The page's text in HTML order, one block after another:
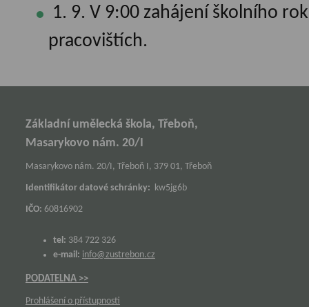
1. 9. V 9:00 zahájení školního
pracovištích.
Základní umělecká škola, Třeboň,
Masarykovo nám. 20/I
Masarykovo nám. 20/I, Třeboň I, 379 01, Třeboň
Identifikátor datové schránky: kw5jg6b
IČO: 60816902
tel: 384 722 326
e-mail: info@zustrebon.cz
PODATELNA >>
Prohlášení o přístupnosti